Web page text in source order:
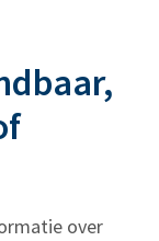
over